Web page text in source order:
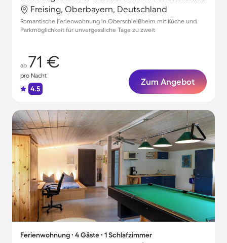
Freising, Oberbayern, Deutschland
Romantische Ferienwohnung in Oberschleißheim mit Küche und
Parkmöglichkeit für unvergessliche Tage zu zweit
ab 71 €
pro Nacht
4.5
Zum Angebot
Ferienwohnung ∙ 4 Gäste ∙ 1 Schlafzimmer